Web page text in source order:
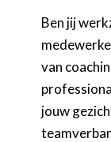
Ben jij
van
jouw